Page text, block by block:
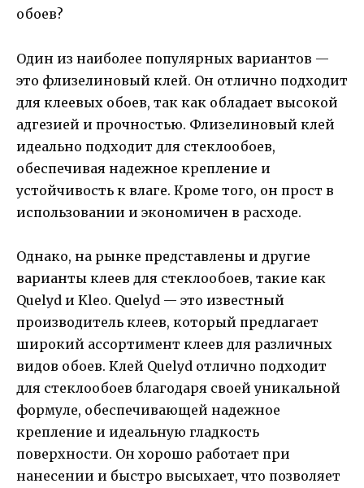
обоев?
Один из наиболее популярных вариантов —
это флизелиновый клей. Он отлично подходит
для клеевых обоев, так как обладает высокой
адгезией и прочностью. Флизелиновый клей
идеально подходит для стеклообоев,
обеспечивая надежное крепление и
устойчивость к влаге. Кроме того, он прост в
использовании и экономичен в расходе.
Однако, на рынке представлены и другие
варианты клеев для стеклообоев, такие как
Quelyd и Kleo. Quelyd — это известный
производитель клеев, который предлагает
широкий ассортимент клеев для различных
видов обоев. Клей Quelyd отлично подходит
для стеклообоев благодаря своей уникальной
формуле, обеспечивающей надежное
крепление и идеальную гладкость
поверхности. Он хорошо работает при
нанесении и быстро высыхает, что позволяет